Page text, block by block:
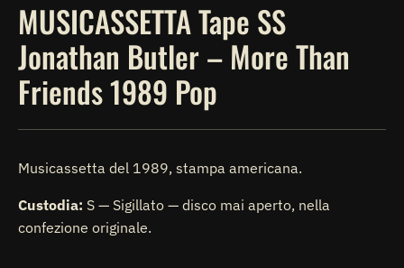
MUSICASSETTA Tape SS
Jonathan Butler – More Than
Friends 1989 Pop
Musicassetta del 1989, stampa americana.
Custodia: S — Sigillato — disco mai aperto, nella
confezione originale.